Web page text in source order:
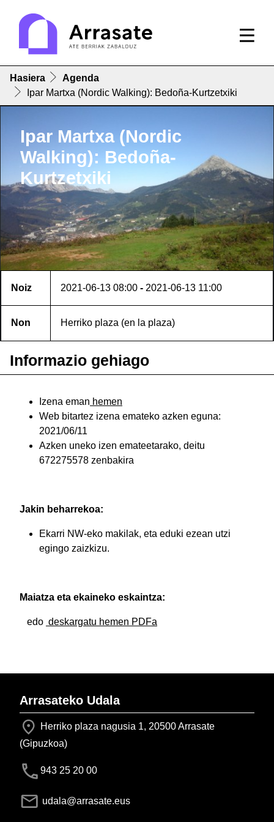
Hasiera
Agenda
Ipar Martxa (Nordic Walking): Bedoña-Kurtzetxiki
Ipar Martxa (Nordic
Walking): Bedoña-
Kurtzetxiki
Noiz 2021-06-13 08:00 - 2021-06-13 11:00
Non Herriko plaza (en la plaza)
Informazio gehiago
Izena eman hemen
Web bitartez izena emateko azken eguna:
2021/06/11
Azken uneko izen emateetarako, deitu
672275578 zenbakira
Jakin beharrekoa:
Ekarri NW-eko makilak, eta eduki ezean utzi
egingo zaizkizu.
Maiatza eta ekaineko eskaintza:
edo deskargatu hemen PDFa
Arrasateko Udala
Herriko plaza nagusia 1, 20500 Arrasate
(Gipuzkoa)
943 25 20 00
udala@arrasate.eus